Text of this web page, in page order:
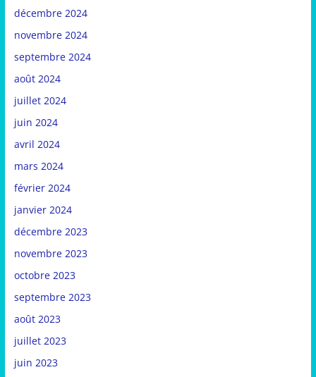
décembre 2024
novembre 2024
septembre 2024
août 2024
juillet 2024
juin 2024
avril 2024
mars 2024
février 2024
janvier 2024
décembre 2023
novembre 2023
octobre 2023
septembre 2023
août 2023
juillet 2023
juin 2023